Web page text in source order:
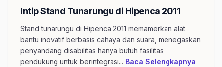
Intip Stand Tunarungu di Hipenca 2011
Stand tunarungu di Hipenca 2011 memamerkan alat
bantu inovatif berbasis cahaya dan suara, menegaskan
penyandang disabilitas hanya butuh fasilitas
pendukung untuk berintegrasi... Baca Selengkapnya